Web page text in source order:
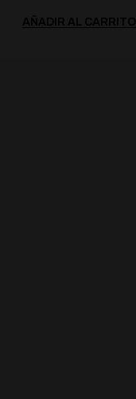
AÑADIR AL CARRITO